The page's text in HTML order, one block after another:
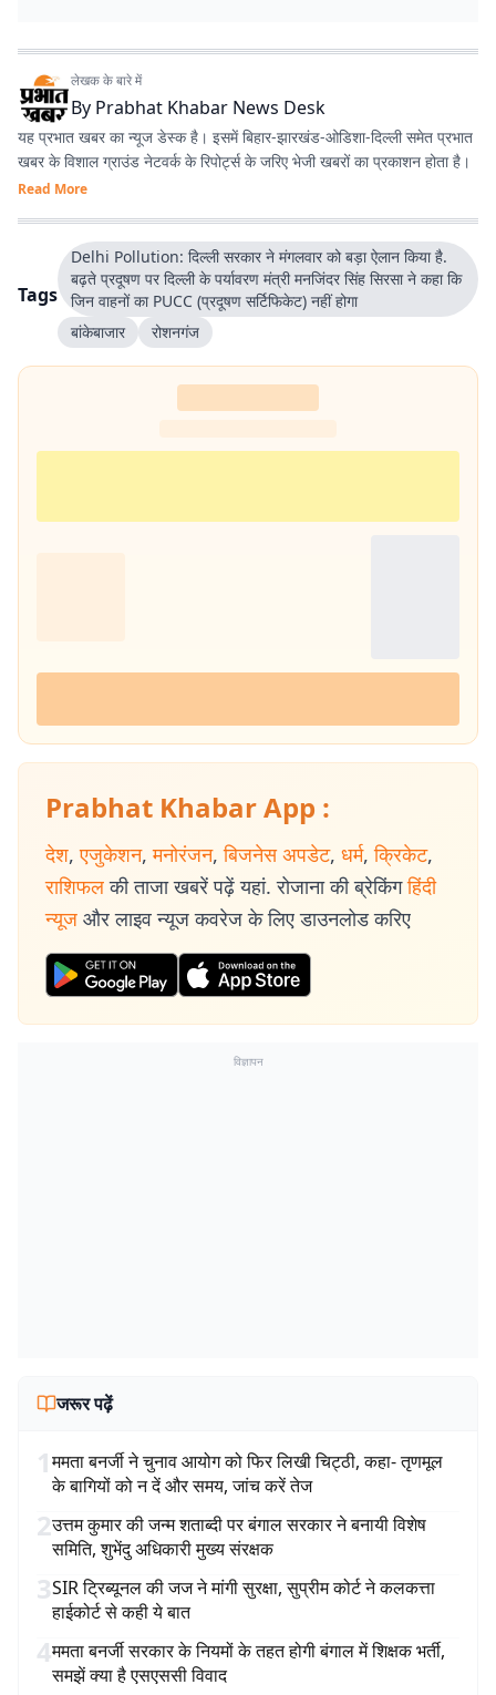
लेखक के बारे में
By Prabhat Khabar News Desk
यह प्रभात खबर का न्यूज डेस्क है। इसमें बिहार-झारखंड-ओडिशा-दिल्‍ली समेत प्रभात
खबर के विशाल ग्राउंड नेटवर्क के रिपोर्ट्स के जरिए भेजी खबरों का प्रकाशन होता है।
Read More
Tags
Delhi Pollution: दिल्ली सरकार ने मंगलवार को बड़ा ऐलान किया है.
बढ़ते प्रदूषण पर दिल्ली के पर्यावरण मंत्री मनजिंदर सिंह सिरसा ने कहा कि
जिन वाहनों का PUCC (प्रदूषण सर्टिफिकेट) नहीं होगा
बांकेबाजार
रोशनगंज
Prabhat Khabar App :
देश, एजुकेशन, मनोरंजन, बिजनेस अपडेट, धर्म, क्रिकेट,
राशिफल की ताजा खबरें पढ़ें यहां. रोजाना की ब्रेकिंग हिंदी
न्यूज और लाइव न्यूज कवरेज के लिए डाउनलोड करिए
विज्ञापन
जरूर पढ़ें
1ममता बनर्जी ने चुनाव आयोग को फिर लिखी चिट्ठी, कहा- तृणमूल
के बागियों को न दें और समय, जांच करें तेज
2उत्तम कुमार की जन्म शताब्दी पर बंगाल सरकार ने बनायी विशेष
समिति, शुभेंदु अधिकारी मुख्य संरक्षक
3SIR ट्रिब्यूनल की जज ने मांगी सुरक्षा, सुप्रीम कोर्ट ने कलकत्ता
हाईकोर्ट से कही ये बात
4ममता बनर्जी सरकार के नियमों के तहत होगी बंगाल में शिक्षक भर्ती,
समझें क्या है एसएससी विवाद